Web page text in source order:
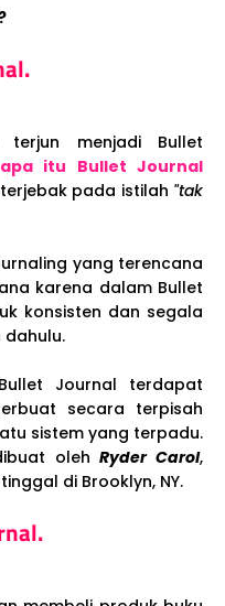
terjun menjadi Bullet
itu Bullet Journal
pada istilah "tak
yang terencana
karena dalam Bullet
konsisten dan segala
Journal terdapat
secara terpisah
sistem yang terpadu.
olehRyder Carol,
di Brooklyn, NY.